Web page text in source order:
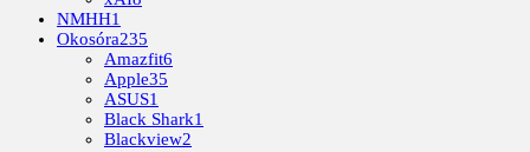
NMHH1
Okosóra235
Amazfit6
Apple35
ASUS1
Black Shark1
Blackview2